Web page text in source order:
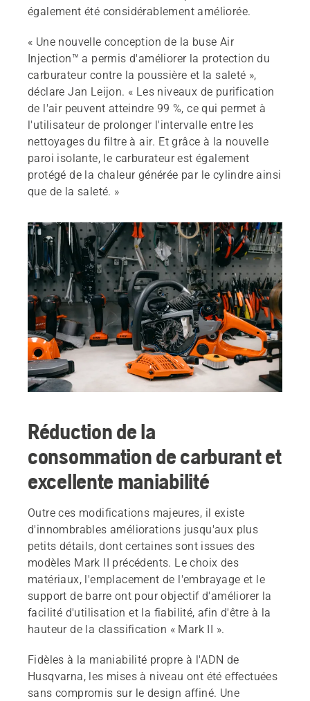
également été considérablement améliorée.
« Une nouvelle conception de la buse Air
Injection™ a permis d'améliorer la protection du
carburateur contre la poussière et la saleté »,
déclare Jan Leijon. « Les niveaux de purification
de l'air peuvent atteindre 99 %, ce qui permet à
l'utilisateur de prolonger l'intervalle entre les
nettoyages du filtre à air. Et grâce à la nouvelle
paroi isolante, le carburateur est également
protégé de la chaleur générée par le cylindre ainsi
que de la saleté. »
Réduction de la
consommation de carburant et
excellente maniabilité
Outre ces modifications majeures, il existe
d'innombrables améliorations jusqu'aux plus
petits détails, dont certaines sont issues des
modèles Mark II précédents. Le choix des
matériaux, l'emplacement de l'embrayage et le
support de barre ont pour objectif d'améliorer la
facilité d'utilisation et la fiabilité, afin d'être à la
hauteur de la classification « Mark II ».
Fidèles à la maniabilité propre à l'ADN de
Husqvarna, les mises à niveau ont été effectuées
sans compromis sur le design affiné. Une